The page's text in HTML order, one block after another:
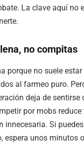
La clave aquí no
no compitas
porque no suele
al farmeo puro.
deja de sentirse
por mobs
innecesaria. Si
espera unos minutos